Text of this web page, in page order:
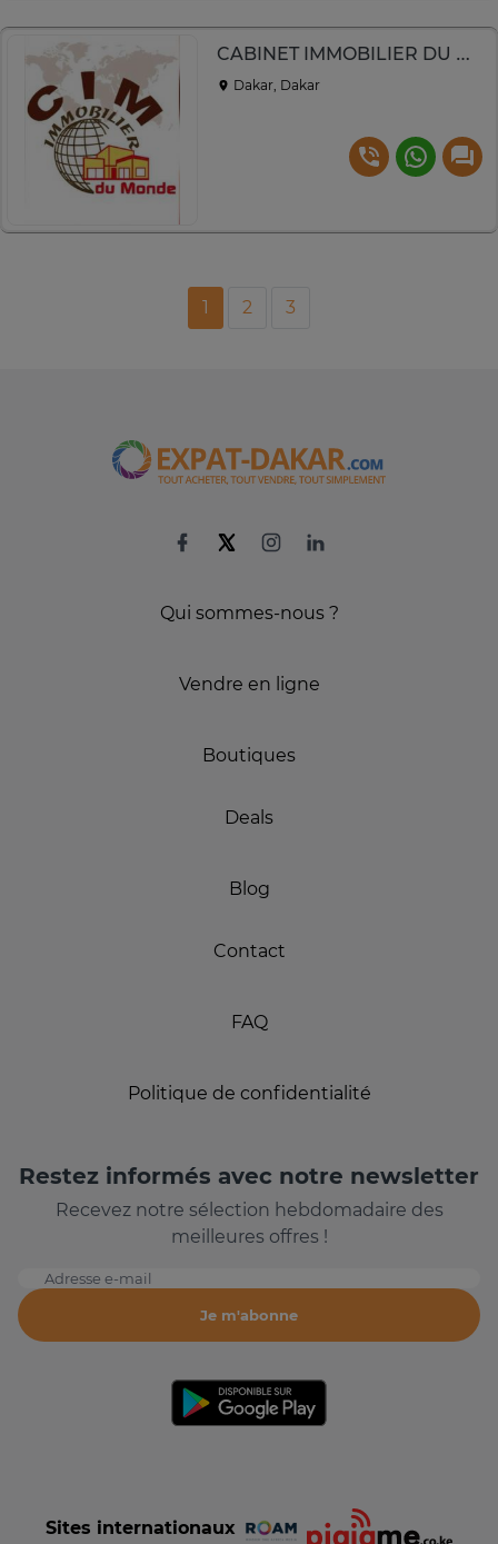
CABINET IMMOBILIER DU MONDE
Dakar, Dakar
1 2 3
Qui sommes-nous ?
Vendre en ligne
Boutiques
Deals
Blog
Contact
FAQ
Politique de confidentialité
Restez informés avec notre newsletter
Recevez notre sélection hebdomadaire des
meilleures offres !
Adresse e-mail
Je m'abonne
Sites internationaux